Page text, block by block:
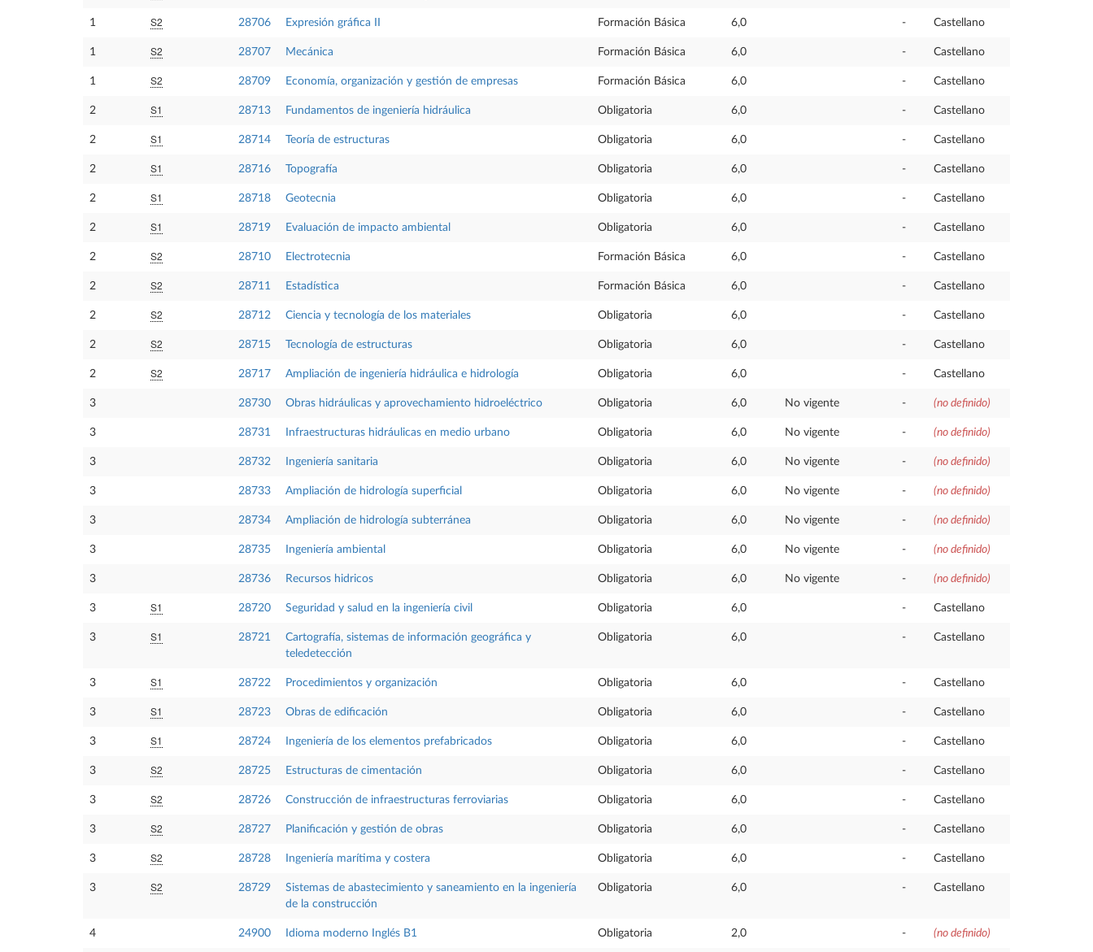
1 S2 28706 Expresión gráfica II Formación Básica 6,0 - Castellano
1 S2 28707 Mecánica Formación Básica 6,0 - Castellano
1 S2 28709 Economía, organización y gestión de empresas Formación Básica 6,0 - Castellano
2 S1 28713 Fundamentos de ingeniería hidráulica Obligatoria 6,0 - Castellano
2 S1 28714 Teoría de estructuras Obligatoria 6,0 - Castellano
2 S1 28716 Topografía Obligatoria 6,0 - Castellano
2 S1 28718 Geotecnia Obligatoria 6,0 - Castellano
2 S1 28719 Evaluación de impacto ambiental Obligatoria 6,0 - Castellano
2 S2 28710 Electrotecnia Formación Básica 6,0 - Castellano
2 S2 28711 Estadística Formación Básica 6,0 - Castellano
2 S2 28712 Ciencia y tecnología de los materiales Obligatoria 6,0 - Castellano
2 S2 28715 Tecnología de estructuras Obligatoria 6,0 - Castellano
2 S2 28717 Ampliación de ingeniería hidráulica e hidrología Obligatoria 6,0 - Castellano
3 28730 Obras hidráulicas y aprovechamiento hidroeléctrico Obligatoria 6,0 No vigente - (no definido)
3 28731 Infraestructuras hidráulicas en medio urbano Obligatoria 6,0 No vigente - (no definido)
3 28732 Ingeniería sanitaria Obligatoria 6,0 No vigente - (no definido)
3 28733 Ampliación de hidrología superficial Obligatoria 6,0 No vigente - (no definido)
3 28734 Ampliación de hidrología subterránea Obligatoria 6,0 No vigente - (no definido)
3 28735 Ingeniería ambiental Obligatoria 6,0 No vigente - (no definido)
3 28736 Recursos hidricos Obligatoria 6,0 No vigente - (no definido)
3 S1 28720 Seguridad y salud en la ingeniería civil Obligatoria 6,0 - Castellano
3 S1 28721
Cartografía, sistemas de información geográfica y
teledetección
Obligatoria 6,0 - Castellano
3 S1 28722 Procedimientos y organización Obligatoria 6,0 - Castellano
3 S1 28723 Obras de edificación Obligatoria 6,0 - Castellano
3 S1 28724 Ingeniería de los elementos prefabricados Obligatoria 6,0 - Castellano
3 S2 28725 Estructuras de cimentación Obligatoria 6,0 - Castellano
3 S2 28726 Construcción de infraestructuras ferroviarias Obligatoria 6,0 - Castellano
3 S2 28727 Planificación y gestión de obras Obligatoria 6,0 - Castellano
3 S2 28728 Ingeniería marítima y costera Obligatoria 6,0 - Castellano
3 S2 28729
Sistemas de abastecimiento y saneamiento en la ingeniería
de la construcción
Obligatoria 6,0 - Castellano
4 24900 Idioma moderno Inglés B1 Obligatoria 2,0 - (no definido)